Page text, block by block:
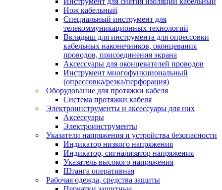
Нож кабельный
Специальный инструмент для
телекоммуникационных технологий
Вкладыш для инструмента для опрессовки
кабельных наконечников, оконцевания
проводов, присоединения экрана
Аксессуары для оконцевателей проводов
Инструмент многофункциональный
(опрессовка/резка/перфорация)
Оборудование для протяжки кабеля
Система протяжки кабеля
Электроинструменты и аксессуары для них
Аксессуары
Электроинструменты
Указатели напряжения и устройства безопасности
Индикатор низкого напряжения
Индикатор, сигнализатор напряжения
Указатель высокого напряжения
Штанга оперативная
Рабочая одежда, средства защиты